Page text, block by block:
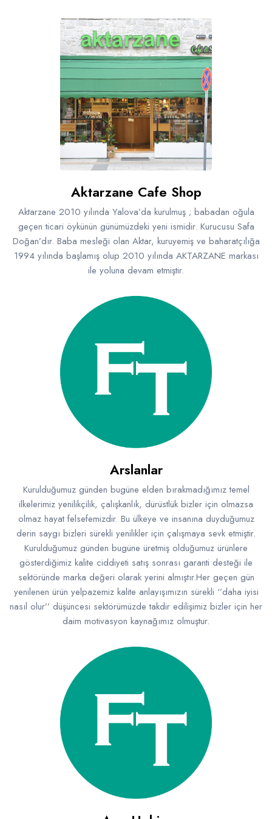
Aktarzane Cafe Shop
Aktarzane 2010 yılında Yalova’da kurulmuş ; babadan oğula
geçen ticari öykünün günümüzdeki yeni ismidir. Kurucusu Safa
Doğan’dır. Baba mesleği olan Aktar, kuruyemiş ve baharatçılığa
1994 yılında başlamış olup 2010 yılında AKTARZANE markası
ile yoluna devam etmiştir.
Arslanlar
Kurulduğumuz günden bugüne elden bırakmadığımız temel
ilkelerimiz yenilikçilik, çalışkanlık, dürüstlük bizler için olmazsa
olmaz hayat felsefemizdir. Bu ülkeye ve insanına duyduğumuz
derin saygı bizleri sürekli yenilikler için çalışmaya sevk etmiştir.
Kurulduğumuz günden bugüne üretmiş olduğumuz ürünlere
gösterdiğimiz kalite ciddiyeti satış sonrası garanti desteği ile
sektöründe marka değeri olarak yerini almıştır.Her geçen gün
yenilenen ürün yelpazemiz kalite anlayışımızın sürekli ‘’daha iyisi
nasıl olur’’ düşüncesi sektörümüzde takdir edilişimiz bizler için her
daim motivasyon kaynağımız olmuştur.